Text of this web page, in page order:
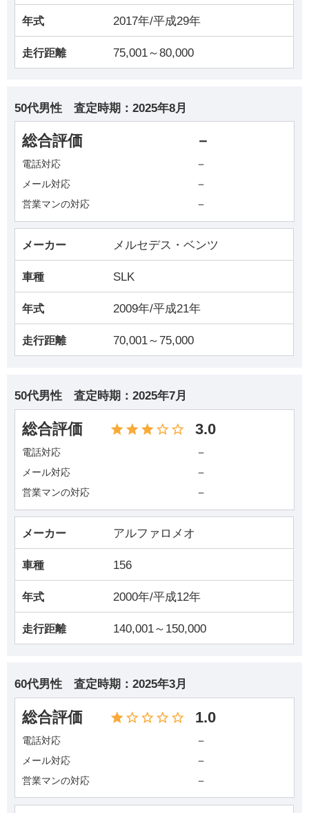
年式 2017年/平成29年
走行距離 75,001～80,000
50代男性 査定時期： 2025年8月
総合評価 －
電話対応 －
メール対応 －
営業マンの対応 －
メーカー メルセデス・ベンツ
車種 SLK
年式 2009年/平成21年
走行距離 70,001～75,000
50代男性 査定時期： 2025年7月
総合評価 3.0
電話対応 －
メール対応 －
営業マンの対応 －
メーカー アルファロメオ
車種 156
年式 2000年/平成12年
走行距離 140,001～150,000
60代男性 査定時期： 2025年3月
総合評価 1.0
電話対応 －
メール対応 －
営業マンの対応 －